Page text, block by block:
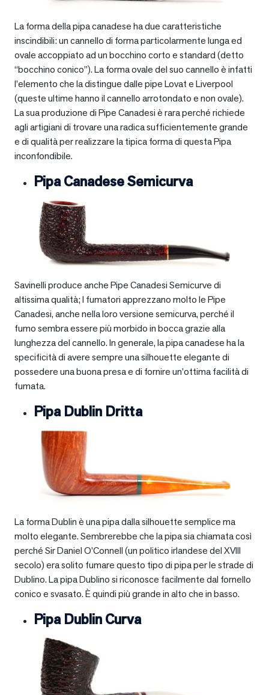
La forma della pipa canadese ha due caratteristiche
inscindibili: un cannello di forma particolarmente lunga ed
ovale accoppiato ad un bocchino corto e standard (detto
“bocchino conico”). La forma ovale del suo cannello è infatti
l’elemento che la distingue dalle pipe Lovat e Liverpool
(queste ultime hanno il cannello arrotondato e non ovale).
La sua produzione di Pipe Canadesi è rara perché richiede
agli artigiani di trovare una radica sufficientemente grande
e di qualità per realizzare la tipica forma di questa Pipa
inconfondibile.
Pipa Canadese Semicurva
Savinelli produce anche Pipe Canadesi Semicurve di
altissima qualità; I fumatori apprezzano molto le Pipe
Canadesi, anche nella loro versione semicurva, perché il
fumo sembra essere più morbido in bocca grazie alla
lunghezza del cannello. In generale, la pipa canadese ha la
specificità di avere sempre una silhouette elegante di
possedere una buona presa e di fornire un’ottima facilità di
fumata.
Pipa Dublin Dritta
La forma Dublin è una pipa dalla silhouette semplice ma
molto elegante. Sembrerebbe che la pipa sia chiamata così
perché Sir Daniel O’Connell (un politico irlandese del XVIII
secolo) era solito fumare questo tipo di pipa per le strade di
Dublino. La pipa Dublino si riconosce facilmente dal fornello
conico e svasato. È quindi più grande in alto che in basso.
Pipa Dublin Curva